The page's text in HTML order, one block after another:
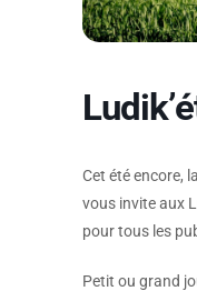
Cet été encore,
vous invite aux
pour tous les
Petit ou grand